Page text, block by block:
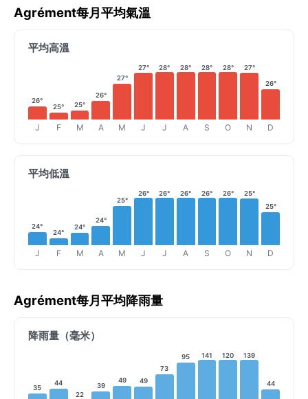
Agrément每月平均氣溫
平均高溫
26°
J
25°
F
25°
M
26°
A
27°
M
27°
J
28°
J
28°
A
28°
S
28°
O
27°
N
26°
D
平均低溫
24°
J
24°
F
24°
M
24°
A
25°
M
26°
J
26°
J
26°
A
26°
S
26°
O
25°
N
25°
D
Agrément每月平均降雨量
降雨量（毫米）
35
44
22
39
49 49
73
95 141 120 139
44